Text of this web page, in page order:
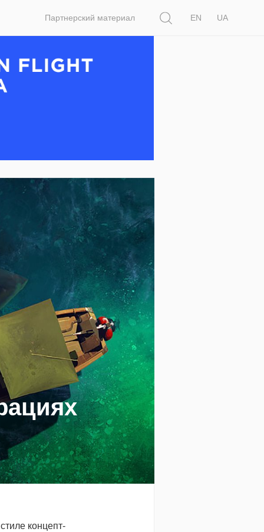
Партнерский материал
EN
UA
концепт-